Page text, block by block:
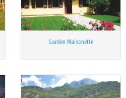
Garden Maisonette